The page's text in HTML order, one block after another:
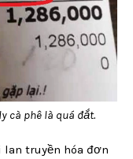
cà phê là quá đắt.
lan truyền hóa đơn